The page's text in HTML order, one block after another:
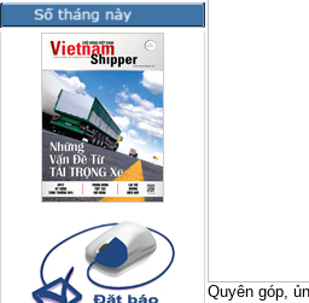
Quyên góp,